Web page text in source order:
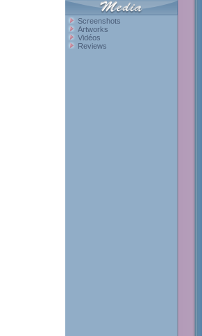
Screenshots
Artworks
Vidéos
Reviews